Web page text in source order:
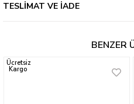
TESLIMAT VE İADE
BENZER
Ücretsiz
Kargo